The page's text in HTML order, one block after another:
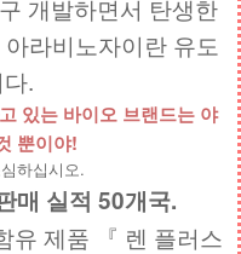
개발하면서 탄생한
라비노자이란 유도
.
있는 바이오 브랜드는 야
뿐이야!
하십시오.
매 실적 50개국.
유 제품 『 렌 플러스